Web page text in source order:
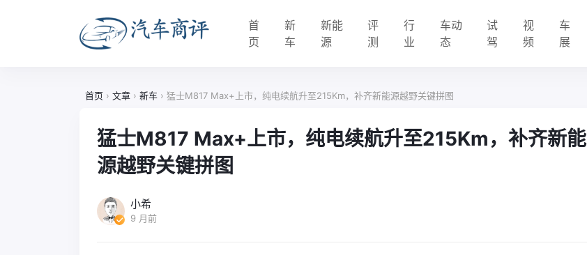
首
页
新
车
新能
源
评
测
行
业
车动
态
试
驾
视
频
车
展
首页 › 文章 › 新车 › 猛士M817 Max+上市，纯电续航升至215Km，补齐新能源越野关键拼图
猛士M817 Max+上市，纯电续航升至215Km，补齐新能
源越野关键拼图
小希
9 月前